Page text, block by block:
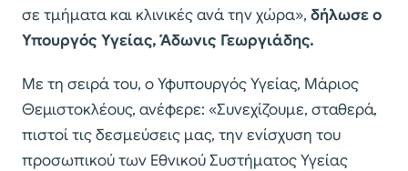
σε τμήματα και κλινικές ανά την χώρα», δήλωσε ο
Υπουργός Υγείας, Άδωνις Γεωργιάδης.
Με τη σειρά του, ο Υφυπουργός Υγείας, Μάριος
Θεμιστοκλέους, ανέφερε: «Συνεχίζουμε, σταθερά,
πιστοί τις δεσμεύσεις μας, την ενίσχυση του
προσωπικού των Εθνικού Συστήματος Υγείας